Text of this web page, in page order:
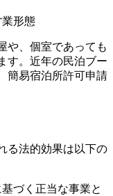
業形態
や、個室であっても
す。近年の民泊ブー
簡易宿泊所許可申請
る法的効果は以下の
基づく正当な事業と